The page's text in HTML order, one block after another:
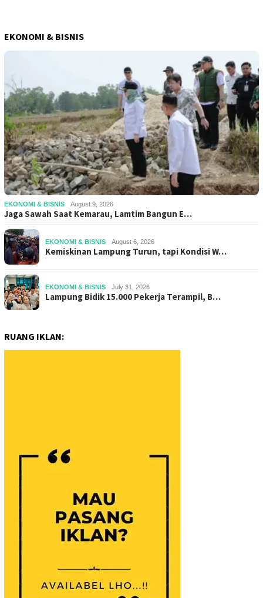
EKONOMI & BISNIS
EKONOMI & BISNIS August 9, 2026
Jaga Sawah Saat Kemarau, Lamtim Bangun E…
EKONOMI & BISNIS August 6, 2026
Kemiskinan Lampung Turun, tapi Kondisi W…
EKONOMI & BISNIS July 31, 2026
Lampung Bidik 15.000 Pekerja Terampil, B…
RUANG IKLAN: